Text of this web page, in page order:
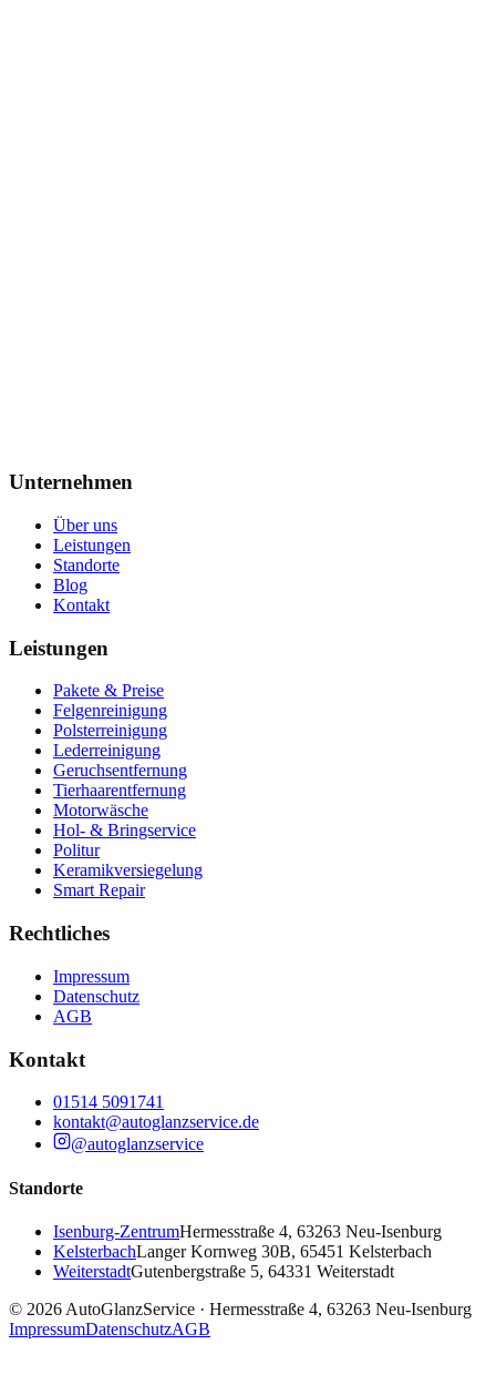
Unternehmen
Über uns
Leistungen
Standorte
Blog
Kontakt
Leistungen
Pakete & Preise
Felgenreinigung
Polsterreinigung
Lederreinigung
Geruchsentfernung
Tierhaarentfernung
Motorwäsche
Hol- & Bringservice
Politur
Keramikversiegelung
Smart Repair
Rechtliches
Impressum
Datenschutz
AGB
Kontakt
01514 5091741
kontakt@autoglanzservice.de
@autoglanzservice
Standorte
Isenburg-ZentrumHermesstraße 4, 63263 Neu-Isenburg
KelsterbachLanger Kornweg 30B, 65451 Kelsterbach
WeiterstadtGutenbergstraße 5, 64331 Weiterstadt
© 2026 AutoGlanzService · Hermesstraße 4, 63263 Neu-Isenburg
ImpressumDatenschutzAGB